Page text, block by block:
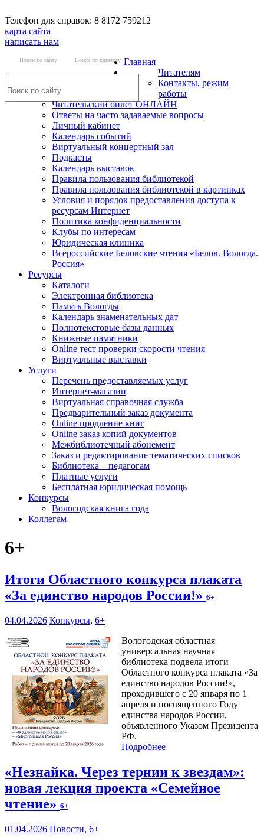
Телефон для справок: 8 8172 759212
карта сайта
написать нам
Поиск по сайту Поиск по каталогу Главная
Читателям
Контакты, режим
работы
Читательский билет ОНЛАЙН
Ответы на часто задаваемые вопросы
Личный кабинет
Календарь событий
Виртуальный концертный зал
Подкасты
Календарь выставок
Правила пользования библиотекой
Правила пользования библиотекой в картинках
Условия и порядок предоставления доступа к
ресурсам Интернет
Политика конфиденциальности
Клубы по интересам
Юридическая клиника
Всероссийские Беловские чтения «Белов. Вологда.
Россия»
Ресурсы
Каталоги
Электронная библиотека
Память Вологды
Календарь знаменательных дат
Полнотекстовые базы данных
Книжные памятники
Online тест проверки скорости чтения
Виртуальные выставки
Услуги
Перечень предоставляемых услуг
Интернет-магазин
Виртуальная справочная служба
Предварительный заказ документа
Online продление книг
Online заказ копий документов
Межбиблиотечный абонемент
Заказ и редактирование тематических списков
Библиотека – педагогам
Платные услуги
Бесплатная юридическая помощь
Конкурсы
Вологодская книга года
Коллегам
6+
Итоги Областного конкурса плаката
«За единство народов России!» 6+
04.04.2026 Конкурсы, 6+
Вологодская областная
универсальная научная
библиотека подвела итоги
Областного конкурса плаката «За
единство народов России!»,
проходившего с 20 января по 1
апреля и посвященного Году
единства народов России,
объявленного Указом Президента
РФ.
Подробнее
«Незнайка. Через тернии к звездам»:
новая лекция проекта «Семейное
чтение» 6+
01.04.2026 Новости, 6+